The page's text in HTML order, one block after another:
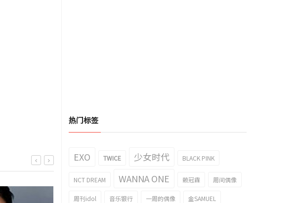
热门标签
EXO TWICE 少女时代 BLACK PINK
NCT DREAM WANNA ONE 赖冠霖 周间偶像
周刊idol 音乐银行 一周的偶像 金SAMUEL